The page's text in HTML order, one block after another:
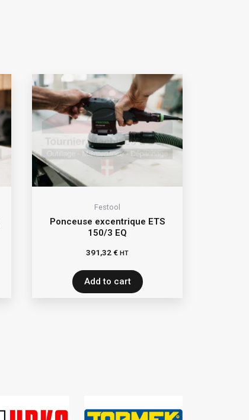
Festool
Ponceuse excentrique ETS
150/3 EQ
391,32€ HT
Add to cart